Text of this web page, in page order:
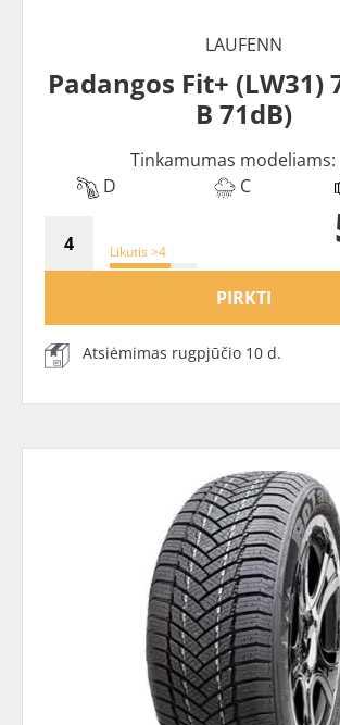
LAUFENN
Padangos Fit+ (LW31)
B 71dB)
Tinkamumas modeliams:
D
C
Likutis >4
PIRKTI
Atsiėmimas rugpjūčio 10 d.